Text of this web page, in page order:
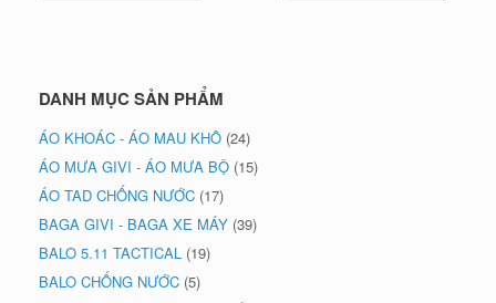
DANH MỤC SẢN PHẨM
ÁO KHOÁC - ÁO MAU KHÔ (24)
ÁO MƯA GIVI - ÁO MƯA BỘ (15)
ÁO TAD CHỐNG NƯỚC (17)
BAGA GIVI - BAGA XE MÁY (39)
BALO 5.11 TACTICAL (19)
BALO CHỐNG NƯỚC (5)